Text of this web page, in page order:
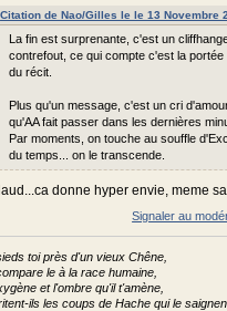
Citation de Nao/Gilles le le 13 Novembre
La fin est surprenante, c'est un
contrefout, ce qui compte c'est la portée
du récit.
Plus qu'un message, c'est un cri
qu'AA fait passer dans les dernières
Par moments, on touche au souffle
du temps... on le transcende.
donne hyper envie, meme
Signaler au
toi près d'un vieux Chêne,
le à la race humaine,
et l'ombre qu'il t'amène,
ils les coups de Hache qui le